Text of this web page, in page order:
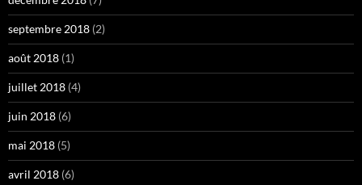
septembre 2018 (2)
août 2018 (1)
juillet 2018 (4)
juin 2018 (6)
mai 2018 (5)
avril 2018 (6)